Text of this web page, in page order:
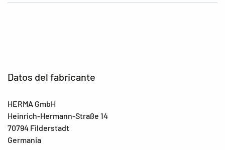
Datos del fabricante
HERMA GmbH
Heinrich-Hermann-Straße 14
70794 Filderstadt
Germania